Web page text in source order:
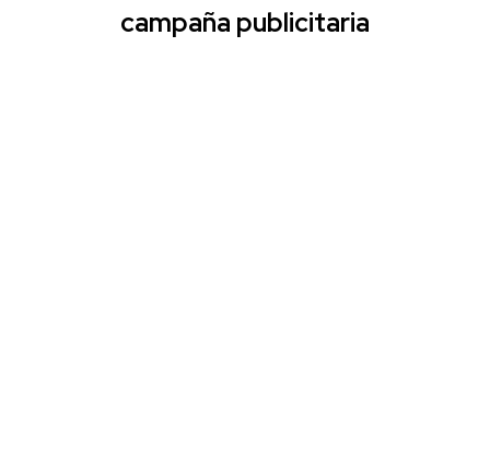
campaña publicitaria